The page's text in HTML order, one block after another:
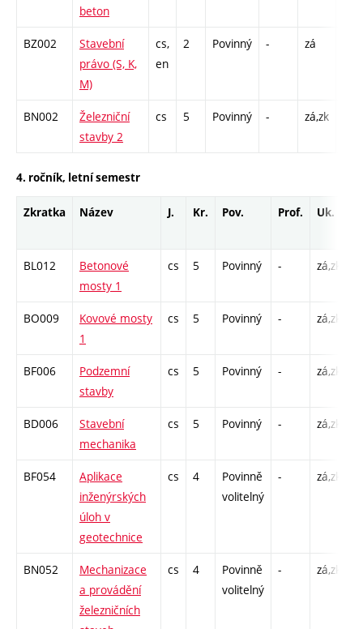
beton
BZ002
Stavební
právo (S, K,
M)
cs,
en
2 Povinný - zá
BN002
Železniční
stavby 2
cs 5 Povinný - zá,zk
4. ročník, letní semestr
Zkratka Název J. Kr. Pov. Prof. Uk.
BL012
Betonové
mosty 1
cs 5 Povinný - zá,zk
BO009
Kovové mosty
1
cs 5 Povinný - zá,zk
BF006
Podzemní
stavby
cs 5 Povinný - zá,zk
BD006
Stavební
mechanika
cs 5 Povinný - zá,zk
BF054
Aplikace
inženýrských
úloh v
geotechnice
cs 4
Povinně
volitelný
- zá,zk
BN052
Mechanizace
a provádění
železničních
cs 4
Povinně
volitelný
- zá,zk